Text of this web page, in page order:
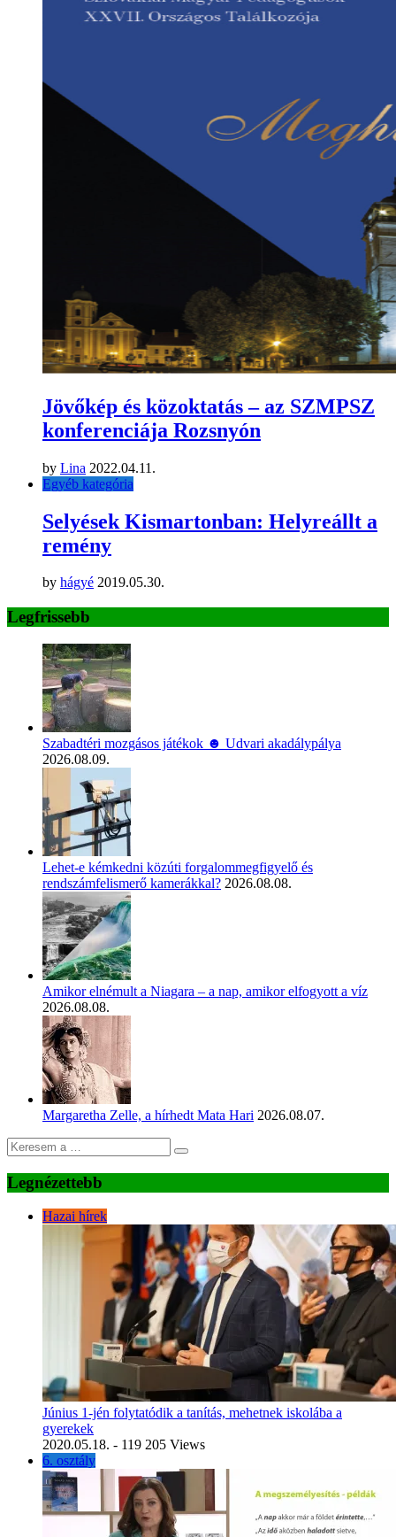
Jövőkép és közoktatás – az SZMPSZ
konferenciája Rozsnyón
by Lina 2022.04.11.
Egyéb kategória
Selyések Kismartonban: Helyreállt a
remény
by hágyé 2019.05.30.
Legfrissebb
Szabadtéri mozgásos játékok ☻ Udvari akadálypálya
2026.08.09.
Lehet-e kémkedni közúti forgalommegfigyelő és
rendszámfelismerő kamerákkal? 2026.08.08.
Amikor elnémult a Niagara – a nap, amikor elfogyott a víz
2026.08.08.
Margaretha Zelle, a hírhedt Mata Hari 2026.08.07.
Legnézettebb
Hazai hírek
Június 1-jén folytatódik a tanítás, mehetnek iskolába a
gyerekek
2020.05.18. - 119 205 Views
6. osztály